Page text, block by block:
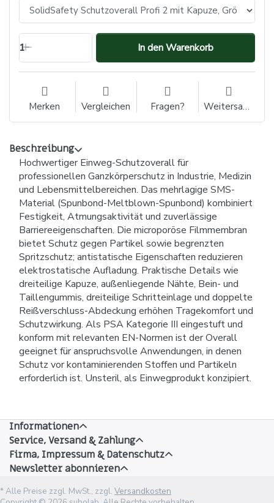
1 In den Warenkorb
Merken Vergleichen Fragen? Weitersagen
Beschreibung
Hochwertiger Einweg-Schutzoverall für
professionellen Ganzkörperschutz in Industrie, Medizin
und Lebensmittelbereichen. Das mehrlagige SMS-
Material (Spunbond-Meltblown-Spunbond) kombiniert
Festigkeit, Atmungsaktivität und zuverlässige
Barriereeigenschaften. Die microporöse Filmmembran
bietet Schutz gegen Partikel sowie begrenzten
Spritzschutz; antistatische Eigenschaften reduzieren
elektrostatische Aufladung. Praktische Details wie
dreiteilige Kapuze, außenliegende Nähte, Bein- und
Taillengummis, dreiteilige Schritteinlage und doppelte
Reißverschluss-Abdeckung erhöhen Tragekomfort und
Schutzwirkung. Als PSA Kategorie III eingestuft und
konform mit relevanten EN-Normen ist der Overall
geeignet für anspruchsvolle Anwendungen, in denen
Schutz vor kontaminierenden Stoffen und Partikeln
erforderlich ist. Unsteril, als Einwegprodukt konzipiert.
Informationen
Service, Versand & Zahlung
Firma, Impressum & Datenschutz
Newsletter abonnieren
* Alle Preise zzgl. MwSt., zzgl. Versandkosten